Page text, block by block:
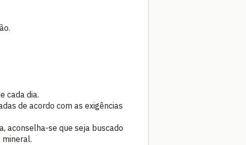
cada dia.
de acordo com as exigências
aconselha-se que seja buscado